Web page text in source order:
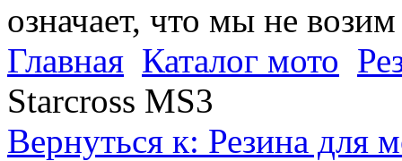
означает, что мы не
Главная Каталог мото
Starcross MS3
Вернуться к: Резина для